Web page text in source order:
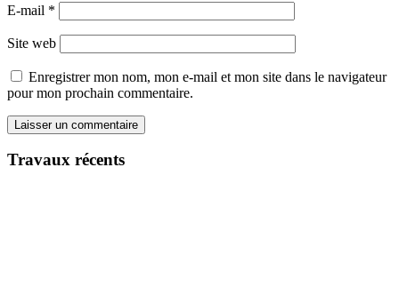
E-mail *
Site web
Enregistrer mon nom, mon e-mail et mon site dans le navigateur
pour mon prochain commentaire.
Travaux récents